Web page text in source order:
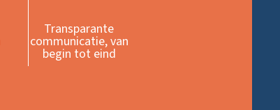
Transparante
communicatie, van
begin tot eind